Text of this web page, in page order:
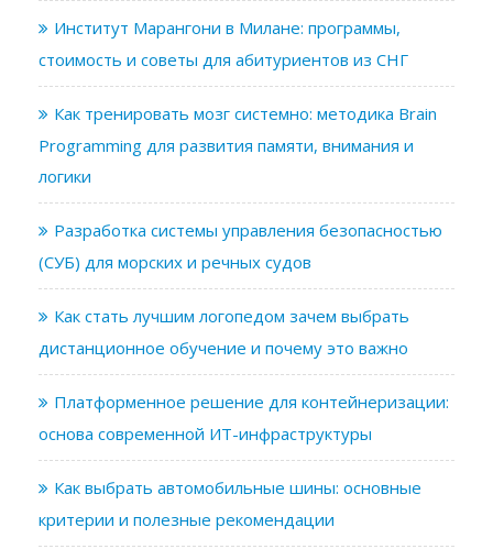
Институт Марангони в Милане: программы,
стоимость и советы для абитуриентов из СНГ
Как тренировать мозг системно: методика Brain
Programming для развития памяти, внимания и
логики
Разработка системы управления безопасностью
(СУБ) для морских и речных судов
Как стать лучшим логопедом зачем выбрать
дистанционное обучение и почему это важно
Платформенное решение для контейнеризации:
основа современной ИТ-инфраструктуры
Как выбрать автомобильные шины: основные
критерии и полезные рекомендации